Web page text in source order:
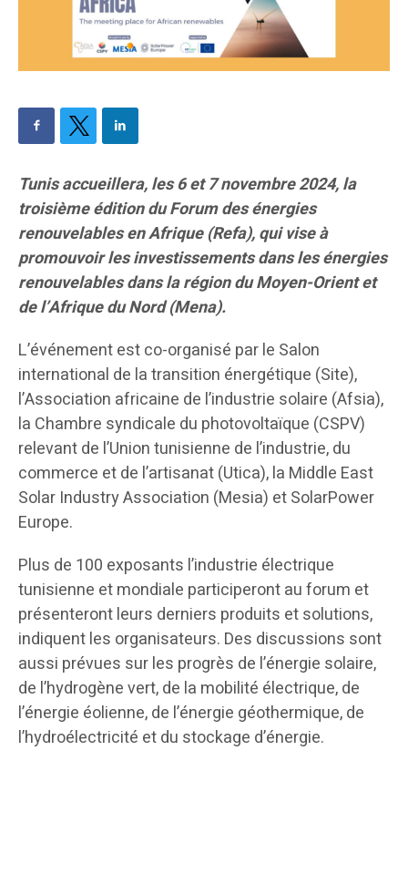
Tunis accueillera, les 6 et 7 novembre 2024, la
troisième édition du Forum des énergies
renouvelables en Afrique (Refa), qui vise à
promouvoir les investissements dans les énergies
renouvelables dans la région du Moyen-Orient et
de l’Afrique du Nord (Mena).
L’événement est co-organisé par le Salon
international de la transition énergétique (Site),
l’Association africaine de l’industrie solaire (Afsia),
la Chambre syndicale du photovoltaïque (CSPV)
relevant de l’Union tunisienne de l’industrie, du
commerce et de l’artisanat (Utica), la Middle East
Solar Industry Association (Mesia) et SolarPower
Europe.
Plus de 100 exposants l’industrie électrique
tunisienne et mondiale participeront au forum et
présenteront leurs derniers produits et solutions,
indiquent les organisateurs. Des discussions sont
aussi prévues sur les progrès de l’énergie solaire,
de l’hydrogène vert, de la mobilité électrique, de
l’énergie éolienne, de l’énergie géothermique, de
l’hydroélectricité et du stockage d’énergie.